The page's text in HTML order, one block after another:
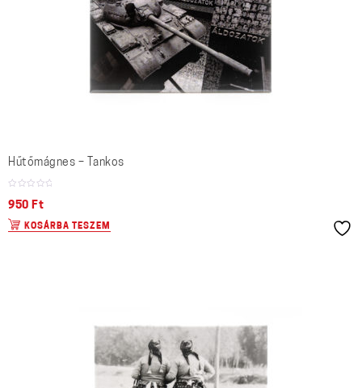
Hűtőmágnes – Tankos
950 Ft
KOSÁRBA TESZEM